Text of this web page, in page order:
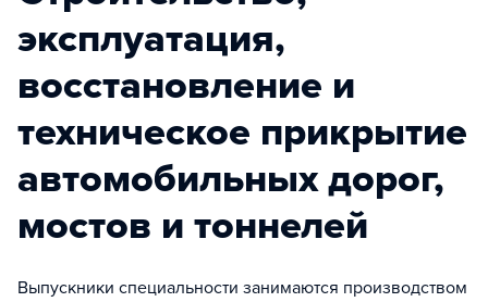
эксплуатация,
восстановление и
техническое прикрытие
автомобильных дорог,
мостов и тоннелей
Выпускники специальности занимаются производством